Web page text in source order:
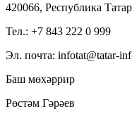
420066, Республика
Тел.: +7 843 222 0 999
Эл. почта: infotat@tatar-
Баш мөхәррир
Рөстәм Гәрәев